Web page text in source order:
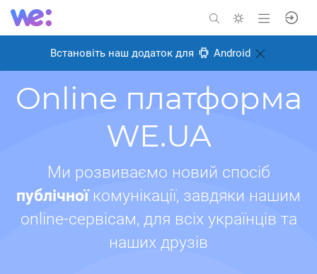
Встановіть наш додаток для Android
Online платформа
WE.UA
Ми розвиваємо новий спосіб
публічноїкомунікації, завдяки нашим
online-сервісам, для всіх українців та
наших друзів